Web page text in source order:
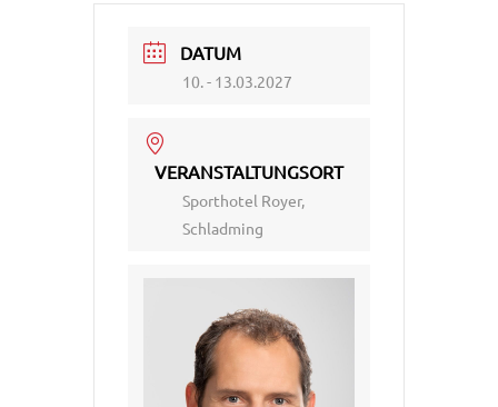
DATUM
10. - 13.03.2027
VERANSTALTUNGSORT
Sporthotel Royer,
Schladming